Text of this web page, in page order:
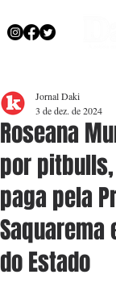
Roseana
por
paga pela
Saquarema
do Estado
Jornal Daki
3 de dez. de 2024